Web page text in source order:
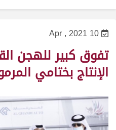
10 Apr , 2021
تفوق كبير للهجن
الإنتاج بختامي